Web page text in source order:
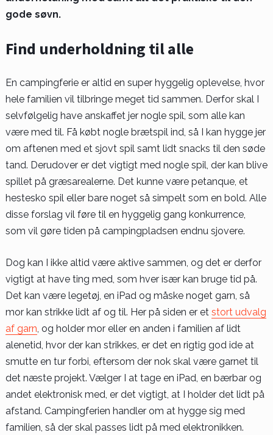
gode søvn.
Find underholdning til alle
En campingferie er altid en super hyggelig oplevelse, hvor
hele familien vil tilbringe meget tid sammen. Derfor skal I
selvfølgelig have anskaffet jer nogle spil, som alle kan
være med til. Få købt nogle brætspil ind, så I kan hygge jer
om aftenen med et sjovt spil samt lidt snacks til den søde
tand. Derudover er det vigtigt med nogle spil, der kan blive
spillet på græsarealerne. Det kunne være petanque, et
hestesko spil eller bare noget så simpelt som en bold. Alle
disse forslag vil føre til en hyggelig gang konkurrence,
som vil gøre tiden på campingpladsen endnu sjovere.
Dog kan I ikke altid være aktive sammen, og det er derfor
vigtigt at have ting med, som hver især kan bruge tid på.
Det kan være legetøj, en iPad og måske noget garn, så
mor kan strikke lidt af og til. Her på siden er et stort udvalg
af garn, og holder mor eller en anden i familien af lidt
alenetid, hvor der kan strikkes, er det en rigtig god ide at
smutte en tur forbi, eftersom der nok skal være garnet til
det næste projekt. Vælger I at tage en iPad, en bærbar og
andet elektronisk med, er det vigtigt, at I holder det lidt på
afstand. Campingferien handler om at hygge sig med
familien, så der skal passes lidt på med elektronikken.